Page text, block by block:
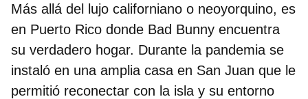
Más allá del lujo californiano o neoyorquino, es
en Puerto Rico donde Bad Bunny encuentra
su verdadero hogar. Durante la pandemia se
instaló en una amplia casa en San Juan que le
permitió reconectar con la isla y su entorno